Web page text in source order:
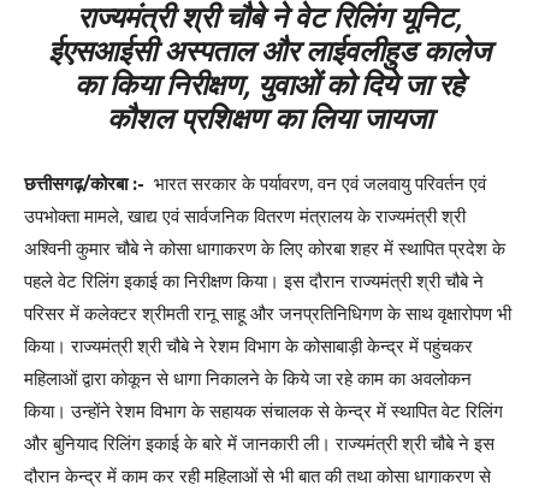
राज्यमंत्री श्री चौबे ने वेट रिलिंग यूनिट,
ईएसआईसी अस्पताल और लाईवलीहुड कालेज
का किया निरीक्षण, युवाओं को दिये जा रहे
कौशल प्रशिक्षण का लिया जायजा
छत्तीसगढ़/कोरबा :- भारत सरकार के पर्यावरण, वन एवं जलवायु परिवर्तन एवं
उपभोक्ता मामले, खाद्य एवं सार्वजनिक वितरण मंत्रालय के राज्यमंत्री श्री
अश्विनी कुमार चौबे ने कोसा धागाकरण के लिए कोरबा शहर में स्थापित प्रदेश के
पहले वेट रिलिंग इकाई का निरीक्षण किया। इस दौरान राज्यमंत्री श्री चौबे ने
परिसर में कलेक्टर श्रीमती रानू साहू और जनप्रतिनिधिगण के साथ वृक्षारोपण भी
किया। राज्यमंत्री श्री चौबे ने रेशम विभाग के कोसाबाड़ी केन्द्र में पहुंचकर
महिलाओं द्वारा कोकून से धागा निकालने के किये जा रहे काम का अवलोकन
किया। उन्होंने रेशम विभाग के सहायक संचालक से केन्द्र में स्थापित वेट रिलिंग
और बुनियाद रिलिंग इकाई के बारे में जानकारी ली। राज्यमंत्री श्री चौबे ने इस
दौरान केन्द्र में काम कर रही महिलाओं से भी बात की तथा कोसा धागाकरण से